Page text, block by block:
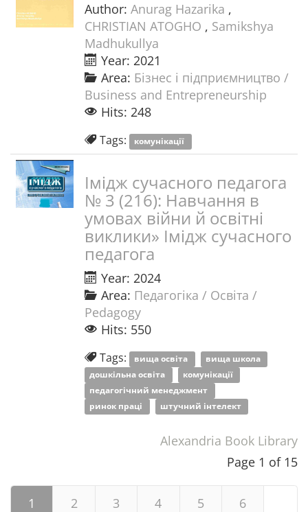
Author: Anurag Hazarika ,
CHRISTIAN ATOGHO , Samikshya
Madhukullya
Year: 2021
Area: Бізнес і підприємництво /
Business and Entrepreneurship
Hits: 248
Tags: комунікації
Імідж сучасного педагога
№ 3 (216): Навчання в
умовах війни й освітні
виклики» Імідж сучасного
педагога
Year: 2024
Area: Педагогіка / Освіта /
Pedagogy
Hits: 550
Tags: вища освіта
вища школа
дошкільна освіта
комунікації
педагогічний менеджмент
ринок праці
штучний інтелект
Alexandria Book Library
Page 1 of 15
1 2 3 4 5 6